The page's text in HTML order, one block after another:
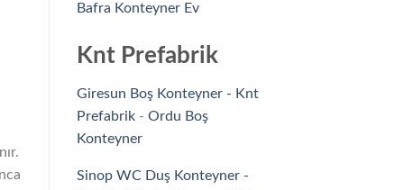
Bafra Konteyner Ev
Knt Prefabrik
Giresun Boş Konteyner - Knt
Prefabrik- Ordu Boş
Konteyner
Sinop WC Duş Konteyner -